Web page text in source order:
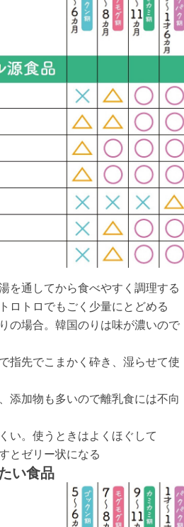
を通してから食べやすく調理する
ロトロでもごく少量にとどめる
の場合。韓国のりは味が濃いので
指先でこまかく砕き、湿らせて使
添加物も多いので離乳食には不向
い。使うときはよくほぐして
とゼリー状になる
い食品